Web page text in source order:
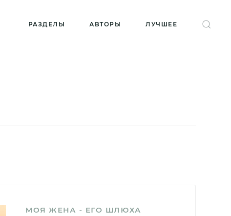
РАЗДЕЛЫ АВТОРЫ ЛУЧШЕЕ
МОЯ ЖЕНА - ЕГО ШЛЮХА